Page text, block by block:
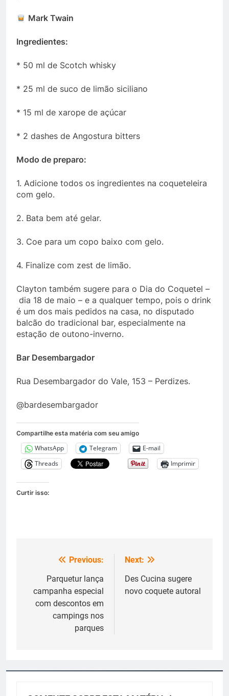
Mark Twain
Ingredientes:
* 50 ml de Scotch whisky
* 25 ml de suco de limão siciliano
* 15 ml de xarope de açúcar
* 2 dashes de Angostura bitters
Modo de preparo:
1. Adicione todos os ingredientes na coqueteleira
com gelo.
2. Bata bem até gelar.
3. Coe para um copo baixo com gelo.
4. Finalize com zest de limão.
Clayton também sugere para o Dia do Coquetel –
dia 18 de maio – e a qualquer tempo, pois o drink
é um dos mais pedidos na casa, no disputado
balcão do tradicional bar, especialmente na
estação de outono-inverno.
Bar Desembargador
Rua Desembargador do Vale, 153 – Perdizes.
@bardesembargador
Compartilhe esta matéria com seu amigo
WhatsApp Telegram
E-mail
Threads
Imprimir
Curtir isso:
Navegação
Post
Previous:
Parquetur lança
campanha especial
com descontos em
campings nos
parques
Next:
Des Cucina sugere
novo coquete autoral